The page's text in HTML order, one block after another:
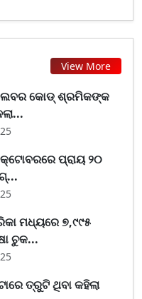
View More
କୋଡ୍‌ ଶ୍ରମିକଙ୍କ
ପ୍ରାୟ ୨୦
ମଧ୍ୟରେ ୭,୯୯୫
ଚୁକ...
ତ୍ରୁଟି ଥିବା କହିଲା